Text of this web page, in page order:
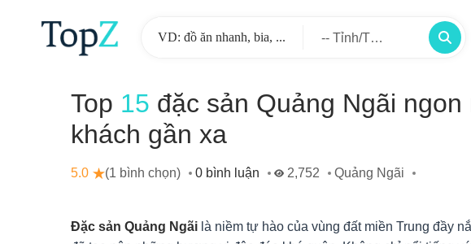
-- Tỉnh/TP -
Top 15 đặc sản Quảng Ngãi
khách gần xa
5.0 (1 bình chọn) 0 bình luận 2,752 Quảng Ngãi
Đặc sản Quảng Ngãi là niềm tự hào của vùng đất miền Trung đầy